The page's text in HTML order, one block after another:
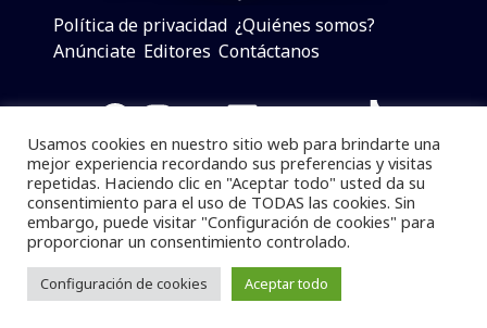
Política de privacidad ¿Quiénes somos?
Anúnciate Editores Contáctanos
Facebook
Instagram
Twitter
LinkedIn
Telegram
YouTube
TikTok
Pymempresario © 2025 Todos los derechos reservados.
Se prohibe el uso de la información total o parcial sin
dar referencia a la fuente.
Desarrollado poryalla ya!
Usamos cookies en nuestro sitio web para brindarte una
mejor experiencia recordando sus preferencias y visitas
repetidas. Haciendo clic en "Aceptar todo" usted da su
consentimiento para el uso de TODAS las cookies. Sin
embargo, puede visitar "Configuración de cookies" para
proporcionar un consentimiento controlado.
Configuración de cookies Aceptar todo